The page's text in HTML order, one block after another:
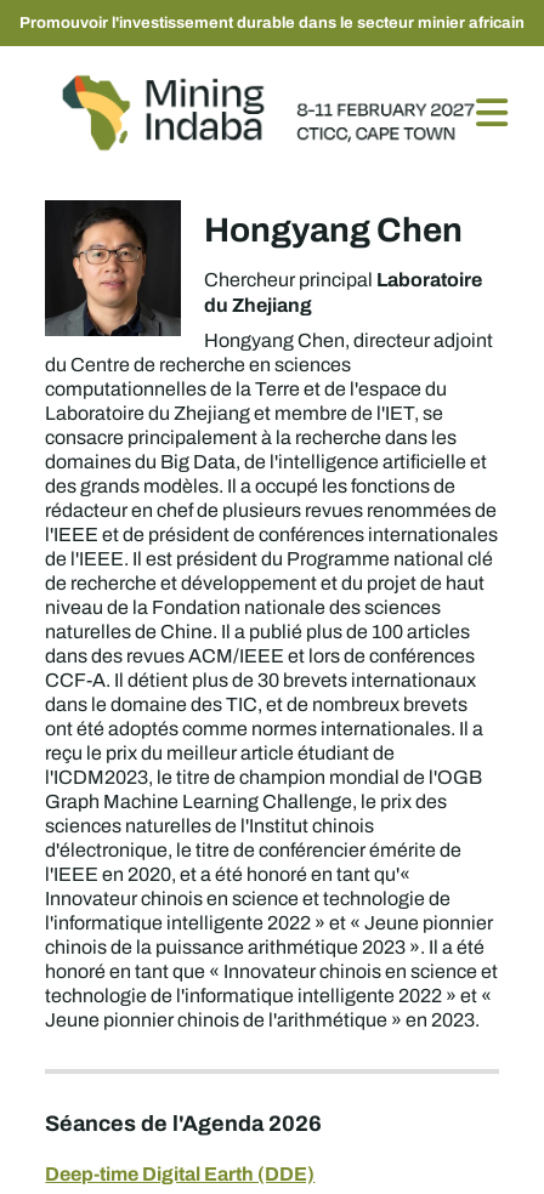
Promouvoir l'investissement durable dans le secteur minier africain
Hongyang Chen
Chercheur principal Laboratoire
du Zhejiang
Hongyang Chen, directeur adjoint
du Centre de recherche en sciences
computationnelles de la Terre et de l'espace du
Laboratoire du Zhejiang et membre de l'IET, se
consacre principalement à la recherche dans les
domaines du Big Data, de l'intelligence artificielle et
des grands modèles. Il a occupé les fonctions de
rédacteur en chef de plusieurs revues renommées de
l'IEEE et de président de conférences internationales
de l'IEEE. Il est président du Programme national clé
de recherche et développement et du projet de haut
niveau de la Fondation nationale des sciences
naturelles de Chine. Il a publié plus de 100 articles
dans des revues ACM/IEEE et lors de conférences
CCF-A. Il détient plus de 30 brevets internationaux
dans le domaine des TIC, et de nombreux brevets
ont été adoptés comme normes internationales. Il a
reçu le prix du meilleur article étudiant de
l'ICDM2023, le titre de champion mondial de l'OGB
Graph Machine Learning Challenge, le prix des
sciences naturelles de l'Institut chinois
d'électronique, le titre de conférencier émérite de
l'IEEE en 2020, et a été honoré en tant qu'«
Innovateur chinois en science et technologie de
l'informatique intelligente 2022 » et « Jeune pionnier
chinois de la puissance arithmétique 2023 ». Il a été
honoré en tant que « Innovateur chinois en science et
technologie de l'informatique intelligente 2022 » et «
Jeune pionnier chinois de l'arithmétique » en 2023.
Séances de l'Agenda 2026
Deep-time Digital Earth (DDE)